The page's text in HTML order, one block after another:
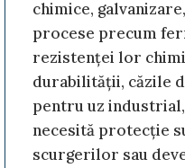
chimice,
procese precum
rezistenței lor
durabilității, căzile
pentru uz
necesită protecție
scurgerilor sau